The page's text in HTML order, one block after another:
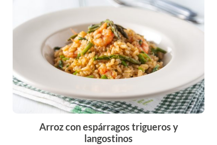
Arroz con espárragos trigueros y
langostinos